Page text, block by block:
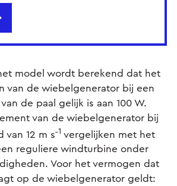
model wordt berekend dat het
van de wiebelgenerator bij een
de paal gelijk is aan 100 W.
van de wiebelgenerator bij
van 12 m s˗1 vergelijken met het
reguliere windturbine onder
Voor het vermogen dat
op de wiebelgenerator geldt: